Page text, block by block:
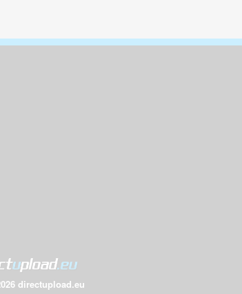
directupload.eu